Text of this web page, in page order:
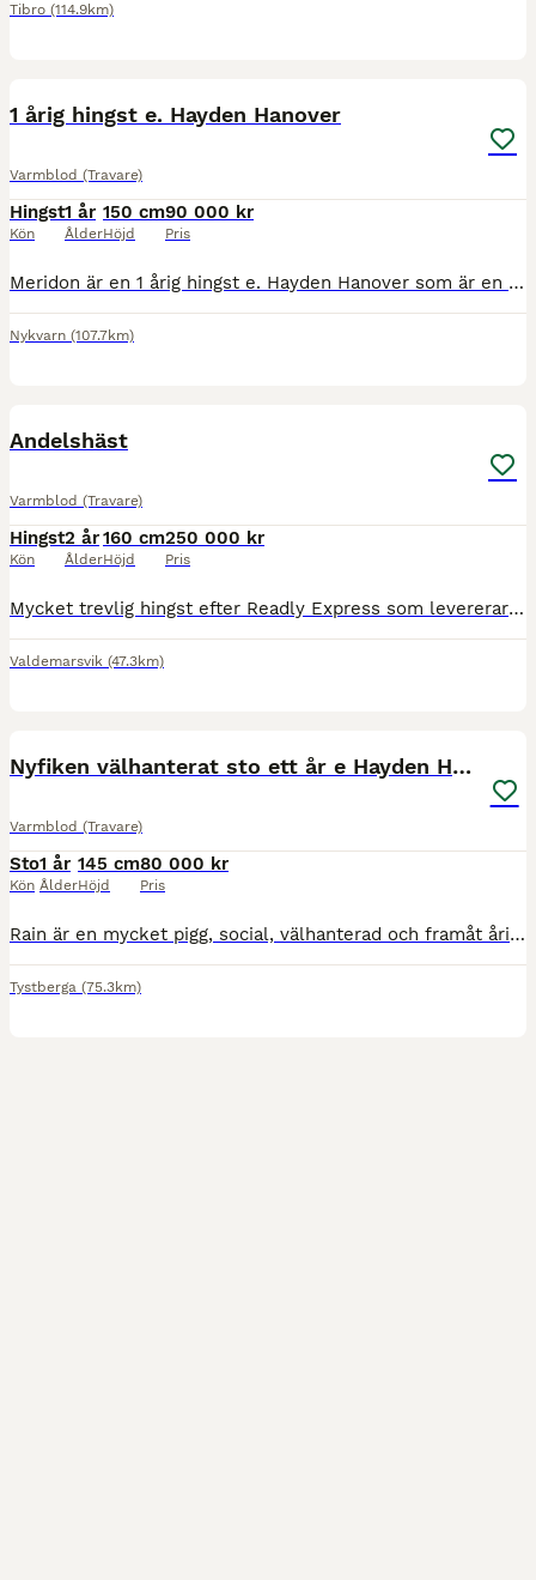
Tibro (114.9km)
1 årig hingst e. Hayden Hanover
Varmblod (Travare)
Hingst
Kön
1 år
Ålder
150 cm
Höjd
90 000 kr
Pris
Meridon är en 1 årig hingst e. Hayden Hanover som är en passgångarhingst med extrem stamtavla. Modern La Merida sprang in 282.900 kronor och var med i V75-final. Som snabbast noterade hon tiden 1.11,
Nykvarn (107.7km)
Andelshäst
Varmblod (Travare)
Hingst
Kön
2 år
Ålder
160 cm
Höjd
250 000 kr
Pris
Mycket trevlig hingst efter Readly Express som levererar vinnare i princip varje dag. Modern tjänade själv 3 miljoner. Säljes i andelar via ASAP. 10 andelar 25000kr styck. Alla kontaktuppgifter f
Valdemarsvik (47.3km)
Nyfiken välhanterat sto ett år e Hayden Hanover
Varmblod (Travare)
Sto
Kön
1 år
Ålder
145 cm
Höjd
80 000 kr
Pris
Rain är en mycket pigg, social, välhanterad och framåt åring, född 14 maj. Mogen i kroppen, fin benställning och exteriört snygg att kolla på. Inkörning påbörjad (v 30) hittills helt okomplicerad.
Tystberga (75.3km)